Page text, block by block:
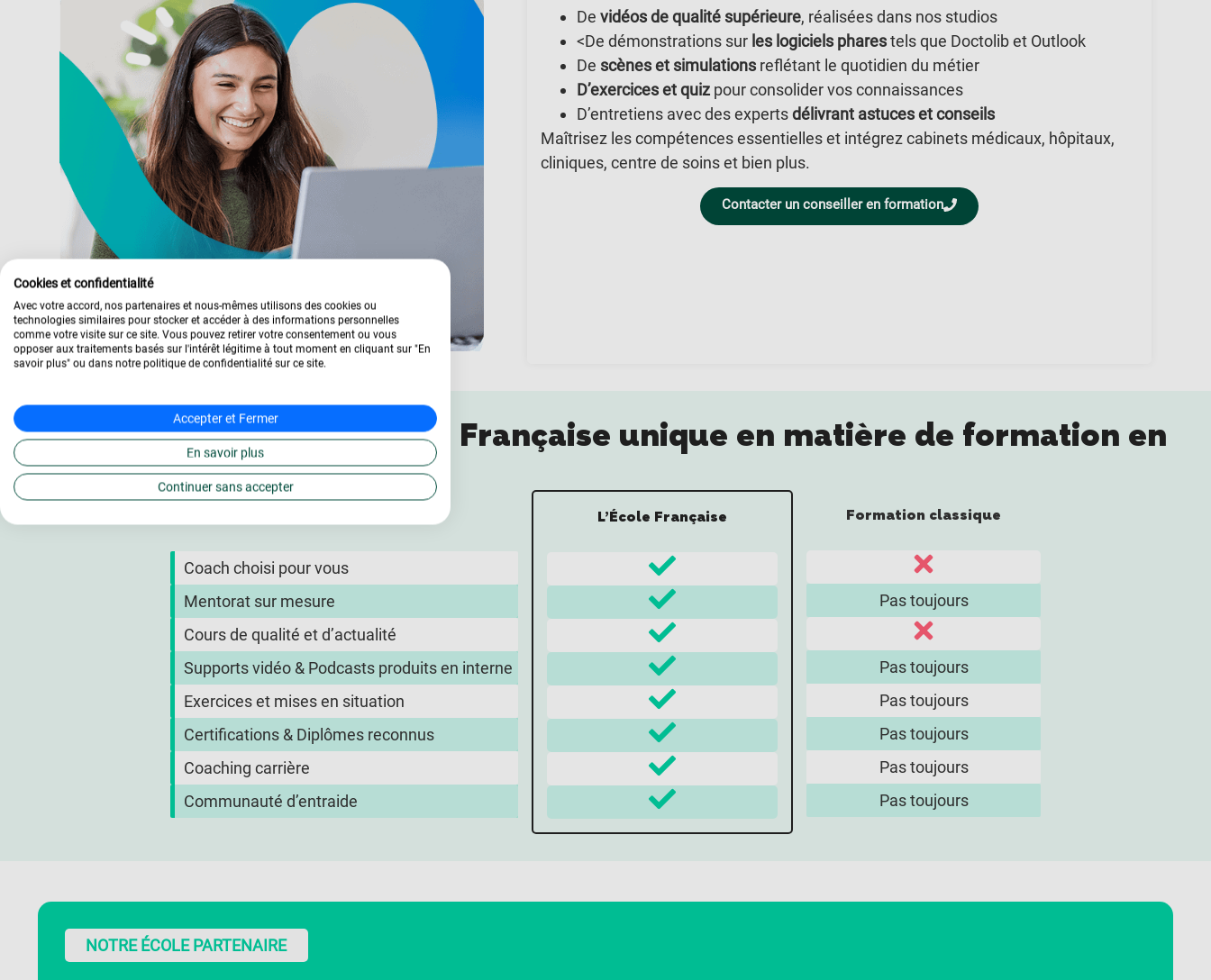
De vidéos de qualité supérieure, réalisées dans nos studios
<De démonstrations sur les logiciels pharestels que Doctolib et Outlook
De scènes et simulationsreflétant le quotidien du métier
D’exercices et quizpour consolider vos connaissances
D’entretiens avec des expertsdélivrant astuces et conseils
Maîtrisez les compétences essentielles et intégrez cabinets médicaux, hôpitaux,
cliniques, centre de soins et bien plus.
Contacter un conseiller en formation
Qu'est-ce qui rend L'École Française unique en matière de formation en
ligne ?
Coach choisi pour vous
Mentorat sur mesure
Cours de qualité et d’actualité
Supports vidéo & Podcasts produits en interne
Exercices et mises en situation
Certifications & Diplômes reconnus
Coaching carrière
Communauté d’entraide
L’École Française Formation classique
Pas toujours
Pas toujours
Pas toujours
Pas toujours
Pas toujours
Pas toujours
NOTRE ÉCOLE PARTENAIRE
Cookies et confidentialité
Avec votre accord, nos partenaires et nous-mêmes utilisons des cookies ou
technologies similaires pour stocker et accéder à des informations personnelles
comme votre visite sur ce site. Vous pouvez retirer votre consentement ou vous
opposer aux traitements basés sur l'intérêt légitime à tout moment en cliquant sur "En
savoir plus" ou dans notre politique de confidentialité sur ce site.
Accepter et Fermer
En savoir plus
Continuer sans accepter